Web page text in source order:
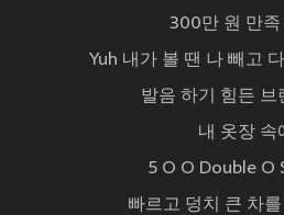
300만 원 만족
Yuh 내가 볼 땐 나 빼고
발음 하기 힘든 브
내 옷장 속
5 O O Double O
빠르고 덩치 큰 차